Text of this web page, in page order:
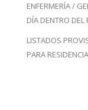
ENFERMERÍA /
DÍA DENTRO DEL
LISTADOS
PARA